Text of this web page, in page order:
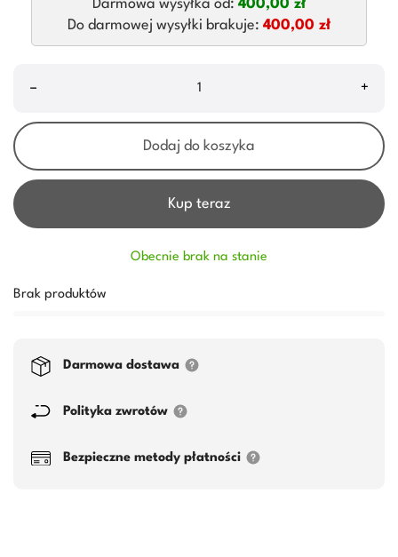
Darmowa wysyłka od: 400,00 zł
Do darmowej wysyłki brakuje: 400,00 zł
– +
Dodaj do koszyka
Kup teraz
Obecnie brak na stanie
Brak produktów
Darmowa dostawa
Polityka zwrotów
Bezpieczne metody płatności